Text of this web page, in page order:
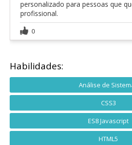
personalizado para pessoas que
profissional.
0
Habilidades:
Análise de
CSS3
ES8 Javascript
HTML5